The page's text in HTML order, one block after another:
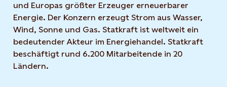
und Europas größter Erzeuger erneuerbarer
Energie. Der Konzern erzeugt Strom aus Wasser,
Wind, Sonne und Gas. Statkraft ist weltweit ein
bedeutender Akteur im Energiehandel. Statkraft
beschäftigt rund 6.200 Mitarbeitende in 20
Ländern.